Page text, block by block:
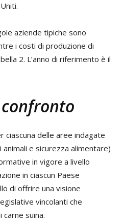
aziende tipiche sono
i costi di produzione di
2. L’anno di riferimento è il
ciascuna delle aree indagate
e sicurezza alimentare)
in vigore a livello
in ciascun Paese
di offrire una visione
vincolanti che
suina.